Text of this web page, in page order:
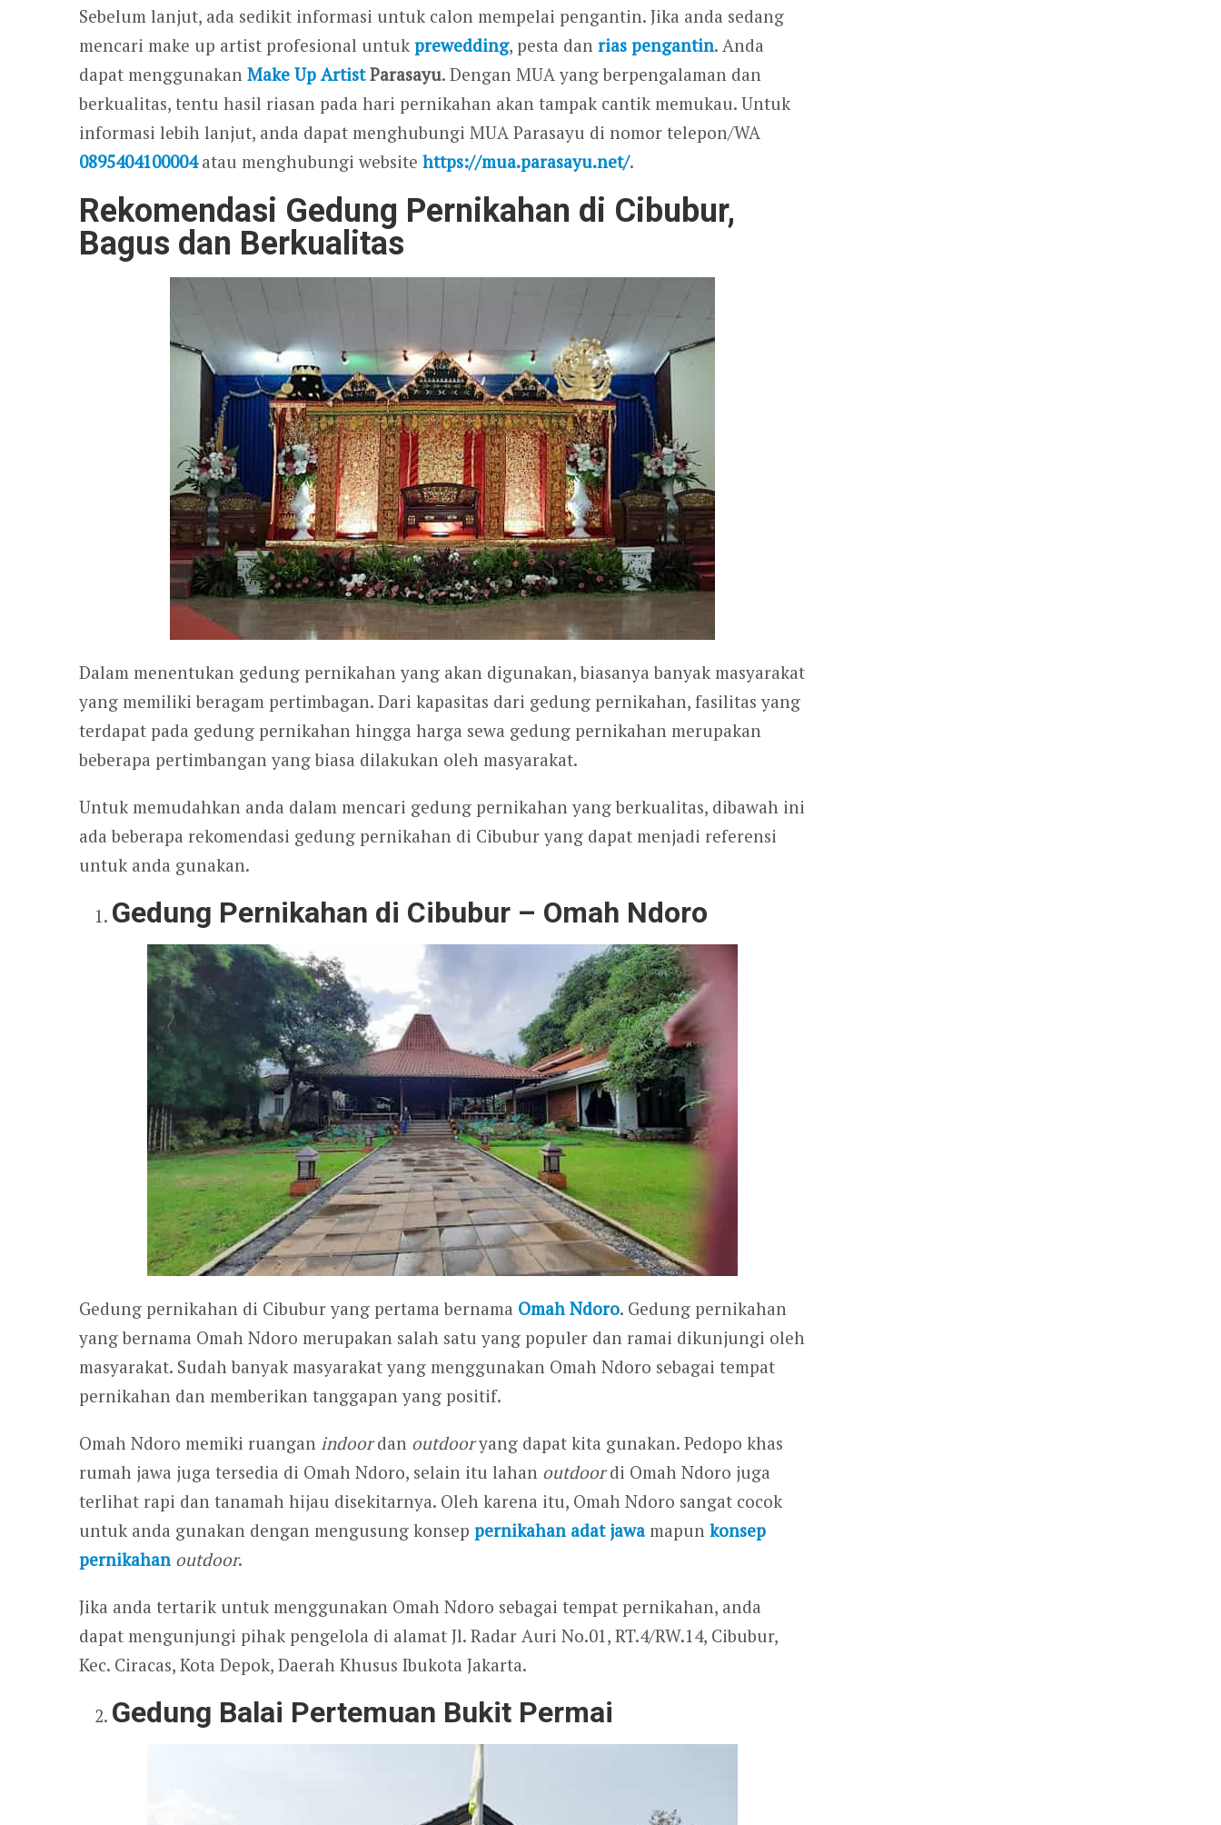
Sebelum lanjut, ada sedikit informasi untuk calon mempelai pengantin. Jika anda sedang
mencari make up artist profesional untuk prewedding, pesta dan rias pengantin. Anda
dapat menggunakan Make Up ArtistParasayu. Dengan MUA yang berpengalaman dan
berkualitas, tentu hasil riasan pada hari pernikahan akan tampak cantik memukau. Untuk
informasi lebih lanjut, anda dapat menghubungi MUA Parasayu di nomor telepon/WA
0895404100004atau menghubungi website https://mua.parasayu.net/.
Rekomendasi Gedung Pernikahan di Cibubur,
Bagus dan Berkualitas
Dalam menentukan gedung pernikahan yang akan digunakan, biasanya banyak masyarakat
yang memiliki beragam pertimbagan. Dari kapasitas dari gedung pernikahan, fasilitas yang
terdapat pada gedung pernikahan hingga harga sewa gedung pernikahan merupakan
beberapa pertimbangan yang biasa dilakukan oleh masyarakat.
Untuk memudahkan anda dalam mencari gedung pernikahan yang berkualitas, dibawah ini
ada beberapa rekomendasi gedung pernikahan di Cibubur yang dapat menjadi referensi
untuk anda gunakan.
Gedung Pernikahan di Cibubur – Omah Ndoro
Gedung pernikahan di Cibubur yang pertama bernama Omah Ndoro. Gedung pernikahan
yang bernama Omah Ndoro merupakan salah satu yang populer dan ramai dikunjungi oleh
masyarakat. Sudah banyak masyarakat yang menggunakan Omah Ndoro sebagai tempat
pernikahan dan memberikan tanggapan yang positif.
Omah Ndoro memiki ruangan indoordan outdooryang dapat kita gunakan. Pedopo khas
rumah jawa juga tersedia di Omah Ndoro, selain itu lahan outdoordi Omah Ndoro juga
terlihat rapi dan tanamah hijau disekitarnya. Oleh karena itu, Omah Ndoro sangat cocok
untuk anda gunakan dengan mengusung konsep pernikahan adat jawa mapun konsep
pernikahan outdoor.
Jika anda tertarik untuk menggunakan Omah Ndoro sebagai tempat pernikahan, anda
dapat mengunjungi pihak pengelola di alamat Jl. Radar Auri No.01, RT.4/RW.14, Cibubur,
Kec. Ciracas, Kota Depok, Daerah Khusus Ibukota Jakarta.
Gedung Balai Pertemuan Bukit Permai